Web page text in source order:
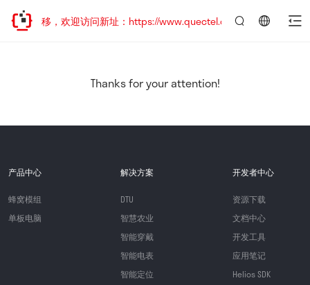
址已迁移，欢迎访问新址：https://www.quectel.com.cn
Thanks for your attention!
产品中心
蜂窝模组
单板电脑
解决方案
DTU
智慧农业
智能穿戴
智能电表
智能定位
开发者中心
资源下载
文档中心
开发工具
应用笔记
Helios SDK